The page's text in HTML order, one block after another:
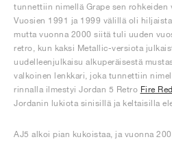
tunnettiin nimellä Grape sen rohkeiden
Vuosien 1991 ja 1999 välillä oli
mutta vuonna 2000 siitä tuli uuden
retro, kun kaksi Metallic-versiota
uudelleenjulkaisu alkuperäisestä
valkoinen lenkkari, joka tunnettiin
rinnalla ilmestyi Jordan 5 Retro Fire Red
Jordanin lukiota sinisillä ja keltaisilla
AJ5 alkoi pian kukoistaa, ja vuonna